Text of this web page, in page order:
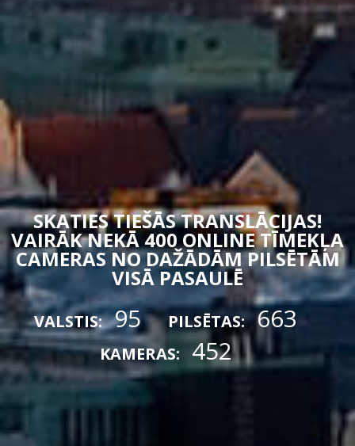
SKATIES TIEŠĀS TRANSLĀCIJAS!
VAIRĀK NEKĀ 400 ONLINE TĪMEKĻA
CAMERAS NO DAŽĀDĀM PILSĒTĀM
VISĀ PASAULĒ
VALSTIS: 95 PILSĒTAS: 663
KAMERAS: 452